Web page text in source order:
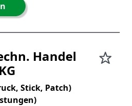
Handel
Stick, Patch)